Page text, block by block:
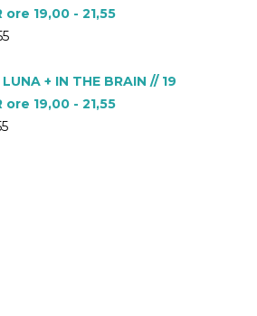
19,00 - 21,55
+ IN THE BRAIN // 19
19,00 - 21,55